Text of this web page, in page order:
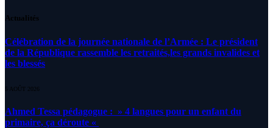
Actualités
Célébration de la journée nationale de l’Armée : Le président
de la République rassemble les retraités,les grands invalides et
les blessés
5 AOÛT 2026
Ahmed Tessa pédagogue : » 4 langues pour un enfant du
primaire, ça déroute «